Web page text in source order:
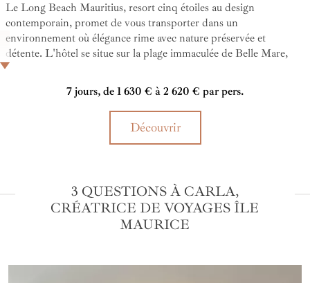
Le Long Beach Mauritius, resort cinq étoiles au design
contemporain, promet de vous transporter dans un
environnement où élégance rime avec nature préservée et
détente. L'hôtel se situe sur la plage immaculée de Belle Mare,
ornée par de somptueux palmiers et par un lagon corallien aux
nuances de bleus qui laissent rêveur. Son service sur mesure, ses
piscines, son spa, ses nombreux restaurants et sa myriade
d’activités font de votre séjour une parenthèse extraordinaire.
7 jours, de 1 630 € à 2 620 € par pers.
Découvrir
3 QUESTIONS À CARLA,
CRÉATRICE DE VOYAGES ÎLE
MAURICE